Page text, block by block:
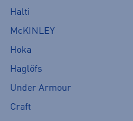
Halti
McKINLEY
Hoka
Haglöfs
Under Armour
Craft